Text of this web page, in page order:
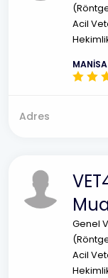
Acil
Adres
Genel
Acil